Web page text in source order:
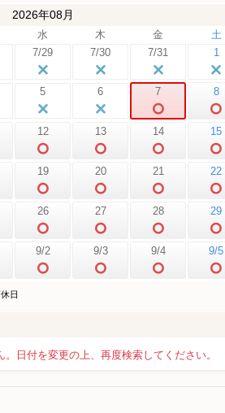
2026年08月
水 木 金
土
7/29 7/30 7/31 1
5 6 7 8
12 13 14 15
19 20 21 22
26 27 28 29
9/2 9/3 9/4 9/5
日
日付を変更の上、再度検索してください。